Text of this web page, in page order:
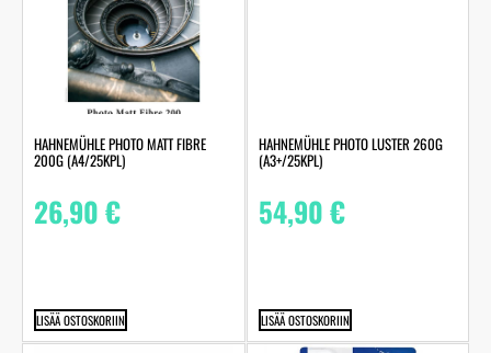
HAHNEMÜHLE PHOTO MATT FIBRE
200G (A4/25KPL)
26,90€
LISÄÄ OSTOSKORIIN
HAHNEMÜHLE PHOTO LUSTER 260G
(A3+/25KPL)
54,90€
LISÄÄ OSTOSKORIIN